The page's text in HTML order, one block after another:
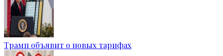
Трамп объявит о новых тарифах